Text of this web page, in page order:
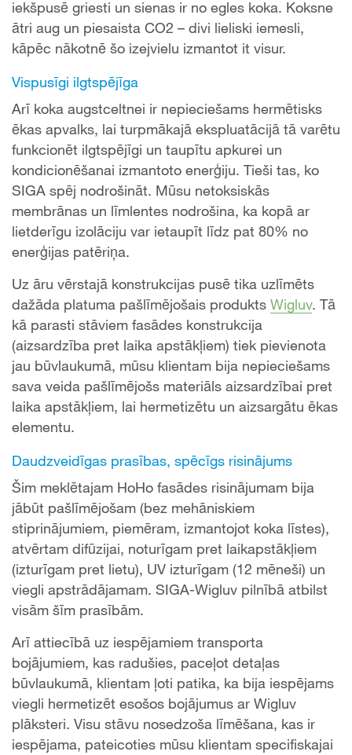
iekšpusē griesti un sienas ir no egles koka. Koksne
ātri aug un piesaista CO2 – divi lieliski iemesli,
kāpēc nākotnē šo izejvielu izmantot it visur.
Vispusīgi ilgtspējīga
Arī koka augstceltnei ir nepieciešams hermētisks
ēkas apvalks, lai turpmākajā ekspluatācijā tā varētu
funkcionēt ilgtspējīgi un taupītu apkurei un
kondicionēšanai izmantoto enerģiju. Tieši tas, ko
SIGA spēj nodrošināt. Mūsu netoksiskās
membrānas un līmlentes nodrošina, ka kopā ar
lietderīgu izolāciju var ietaupīt līdz pat 80% no
enerģijas patēriņa.
Uz āru vērstajā konstrukcijas pusē tika uzlīmēts
dažāda platuma pašlīmējošais produkts Wigluv. Tā
kā parasti stāviem fasādes konstrukcija
(aizsardzība pret laika apstākļiem) tiek pievienota
jau būvlaukumā, mūsu klientam bija nepieciešams
sava veida pašlīmējošs materiāls aizsardzībai pret
laika apstākļiem, lai hermetizētu un aizsargātu ēkas
elementu.
Daudzveidīgas prasības, spēcīgs risinājums
Šim meklētajam HoHo fasādes risinājumam bija
jābūt pašlīmējošam (bez mehāniskiem
stiprinājumiem, piemēram, izmantojot koka līstes),
atvērtam difūzijai, noturīgam pret laikapstākļiem
(izturīgam pret lietu), UV izturīgam (12 mēneši) un
viegli apstrādājamam. SIGA-Wigluv pilnībā atbilst
visām šīm prasībām.
Arī attiecībā uz iespējamiem transporta
bojājumiem, kas radušies, paceļot detaļas
būvlaukumā, klientam ļoti patika, ka bija iespējams
viegli hermetizēt esošos bojājumus ar Wigluv
plāksteri. Visu stāvu nosedzoša līmēšana, kas ir
iespējama, pateicoties mūsu klientam specifiskajai